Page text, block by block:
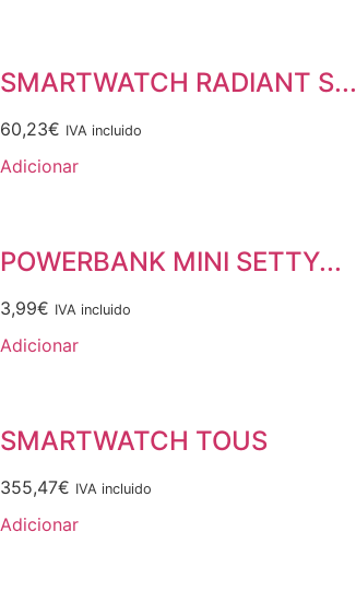
SMARTWATCH RADIANT S...
60,23€ IVA incluido
Adicionar
POWERBANK MINI SETTY...
3,99€ IVA incluido
Adicionar
SMARTWATCH TOUS
355,47€ IVA incluido
Adicionar